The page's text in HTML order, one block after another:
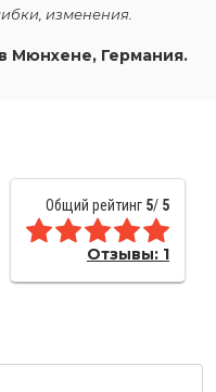
изменения.
Мюнхене, Германия.
Общий рейтинг 5/ 5
Отзывы: 1